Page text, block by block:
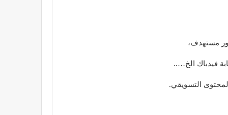
مستهدف،
فيدباك الخ…..
التسويقي.